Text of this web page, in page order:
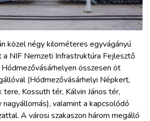
közel négy kilométeres egyvágányú
NIF Nemzeti Infrastruktúra Fejlesztő
Hódmezővásárhelyen összesen öt
(Hódmezővásárhelyi Népkert,
Kossuth tér, Kálvin János tér,
valamint a kapcsolódó
A városi szakaszon három megálló